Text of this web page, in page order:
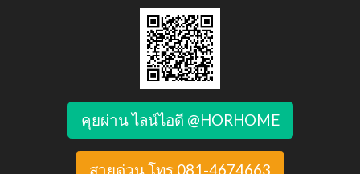
คุยผ่าน ไลน์ไอดี @HORHOME
สายด่วน โทร 081-4674663